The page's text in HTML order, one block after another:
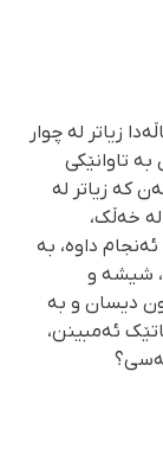
هەن کە لەم ماوەی نزیک بە ١٣ ساڵەدا زیاتر لە چوار
بە تاوانێکی
کە زیاتر لە
خەڵک،
داوە، بە
شیشە و
دیسان و بە
ئەمبینن،